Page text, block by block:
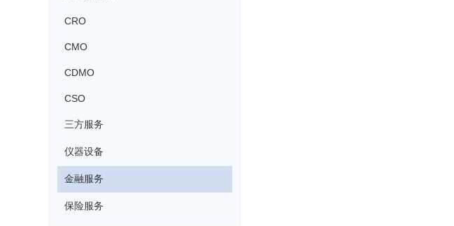
CRO
CMO
CDMO
CSO
三方服务
仪器设备
金融服务
保险服务